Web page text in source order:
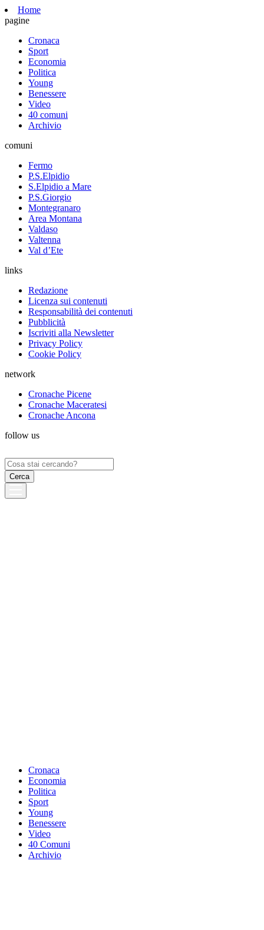
Home
pagine
Cronaca
Sport
Economia
Politica
Young
Benessere
Video
40 comuni
Archivio
comuni
Fermo
P.S.Elpidio
S.Elpidio a Mare
P.S.Giorgio
Montegranaro
Area Montana
Valdaso
Valtenna
Val d’Ete
links
Redazione
Licenza sui contenuti
Responsabilità dei contenuti
Pubblicità
Iscriviti alla Newsletter
Privacy Policy
Cookie Policy
network
Cronache Picene
Cronache Maceratesi
Cronache Ancona
follow us
Ricerca
per:
Cronaca
Economia
Politica
Sport
Young
Benessere
Video
40 Comuni
Archivio